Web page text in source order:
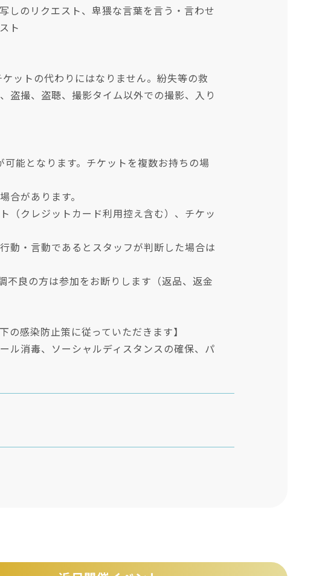
しのリクエスト、卑猥な言葉を言う・言わせ
ト
ットの代わりにはなりません。紛失等の救
盗撮、盗聴、撮影タイム以外での撮影、入り
能となります。チケットを複数お持ちの場
合があります。
（クレジットカード利用控え含む）、チケッ
動・言動であるとスタッフが判断した場合は
不良の方は参加をお断りします（返品、返金
の感染防止策に従っていただきます】
ル消毒、ソーシャルディスタンスの確保、パ